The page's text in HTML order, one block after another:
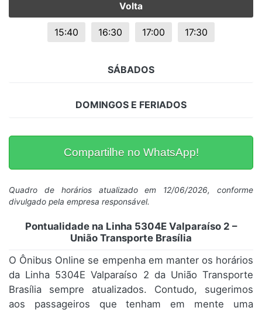
Volta
15:40 16:30 17:00 17:30
SÁBADOS
DOMINGOS E FERIADOS
Compartilhe no WhatsApp!
Quadro de horários atualizado em 12/06/2026, conforme
divulgado pela empresa responsável.
Pontualidade na Linha 5304E Valparaíso 2 –
União Transporte Brasília
O Ônibus Online se empenha em manter os horários
da Linha 5304E Valparaíso 2 da União Transporte
Brasília sempre atualizados. Contudo, sugerimos
aos passageiros que tenham em mente uma